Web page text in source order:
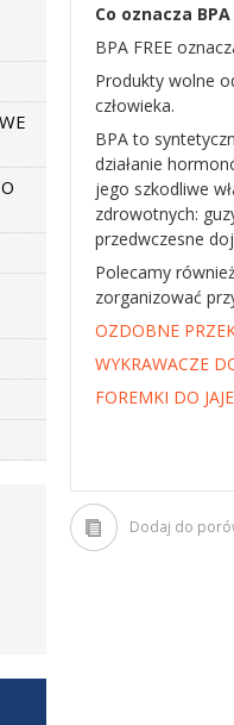
Co oznacza BPA
BPA FREE
Produkty wolne
człowieka.
BPA to
działanie
jego szkodliwe
zdrowotnych:
przedwczesne
Polecamy
zorganizować
OZDOBNE
WYKRAWACZE
FOREMKI DO
Dodaj do